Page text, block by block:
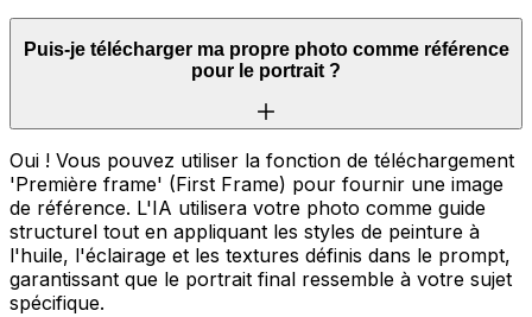
Puis-je télécharger ma propre photo comme référence
pour le portrait ?
Oui ! Vous pouvez utiliser la fonction de téléchargement
'Première frame' (First Frame) pour fournir une image
de référence. L'IA utilisera votre photo comme guide
structurel tout en appliquant les styles de peinture à
l'huile, l'éclairage et les textures définis dans le prompt,
garantissant que le portrait final ressemble à votre sujet
spécifique.